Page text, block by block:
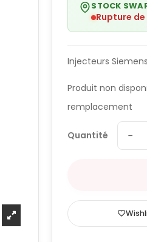
STOCK
Rupture
Injecteurs
Produit non
remplacement
Quantité −